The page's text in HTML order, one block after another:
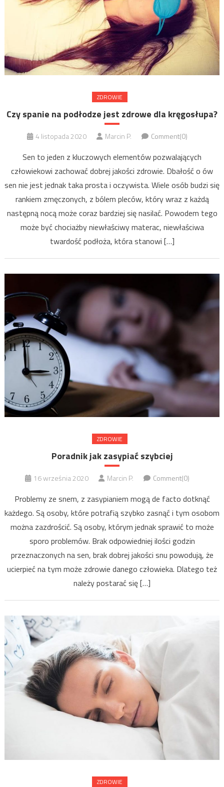
ZDROWIE
Czy spanie na podłodze jest zdrowe dla kręgosłupa?
4 listopada 2020 Marcin P. Comment(0)
Sen to jeden z kluczowych elementów pozwalających
człowiekowi zachować dobrej jakości zdrowie. Dbałość o ów
sen nie jest jednak taka prosta i oczywista. Wiele osób budzi się
rankiem zmęczonych, z bólem pleców, który wraz z każdą
następną nocą może coraz bardziej się nasilać. Powodem tego
może być chociażby niewłaściwy materac, niewłaściwa
twardość podłoża, która stanowi […]
ZDROWIE
Poradnik jak zasypiać szybciej
16 września 2020 Marcin P. Comment(0)
Problemy ze snem, z zasypianiem mogą de facto dotknąć
każdego. Są osoby, które potrafią szybko zasnąć i tym osobom
można zazdrościć. Są osoby, którym jednak sprawić to może
sporo problemów. Brak odpowiedniej ilości godzin
przeznaczonych na sen, brak dobrej jakości snu powodują, że
ucierpieć na tym może zdrowie danego człowieka. Dlatego też
należy postarać się […]
ZDROWIE